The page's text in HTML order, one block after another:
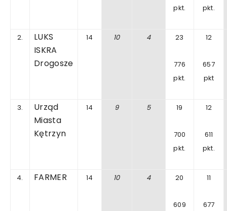
pkt.
pkt.
2.
LUKS
ISKRA
Drogosze
14 10 4 23
776
pkt.
12
657
pkt
3.
Urząd
Miasta
Kętrzyn
14 9 5 19
700
pkt.
12
611
pkt.
4. FARMER 14 10 4 20
609
11
677